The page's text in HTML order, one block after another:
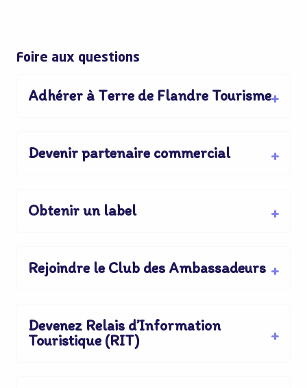
Foire aux questions
Adhérer à Terre de Flandre Tourisme
Devenir partenaire commercial
Obtenir un label
Rejoindre le Club des Ambassadeurs
Devenez Relais d’Information
Touristique (RIT)